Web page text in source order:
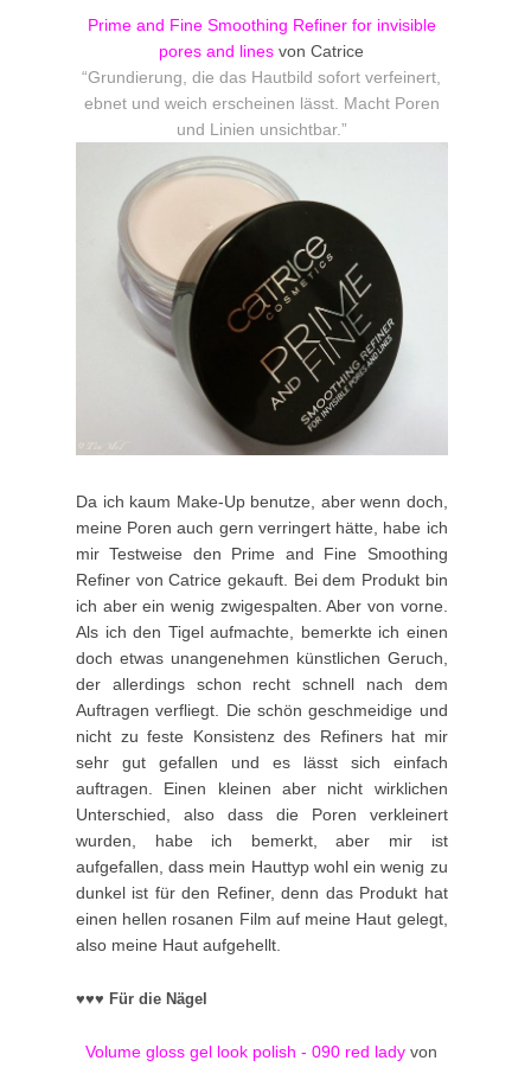
Prime and Fine Smoothing Refiner for invisible
pores and linesvon Catrice
“Grundierung, die das Hautbild sofort verfeinert,
ebnet und weich erscheinen lässt. Macht Poren
und Linien unsichtbar.”
Da ich kaum Make-Up benutze, aber wenn doch,
meine Poren auch gern verringert hätte, habe ich
mir Testweise den Prime and Fine Smoothing
Refiner von Catrice gekauft. Bei dem Produkt bin
ich aber ein wenig zwigespalten. Aber von vorne.
Als ich den Tigel aufmachte, bemerkte ich einen
doch etwas unangenehmen künstlichen Geruch,
der allerdings schon recht schnell nach dem
Auftragen verfliegt. Die schön geschmeidige und
nicht zu feste Konsistenz des Refiners hat mir
sehr gut gefallen und es lässt sich einfach
auftragen. Einen kleinen aber nicht wirklichen
Unterschied, also dass die Poren verkleinert
wurden, habe ich bemerkt, aber mir ist
aufgefallen, dass mein Hauttyp wohl ein wenig zu
dunkel ist für den Refiner, denn das Produkt hat
einen hellen rosanen Film auf meine Haut gelegt,
also meine Haut aufgehellt.
♥♥♥ Für die Nägel
Volume gloss gel look polish - 090 red lady von